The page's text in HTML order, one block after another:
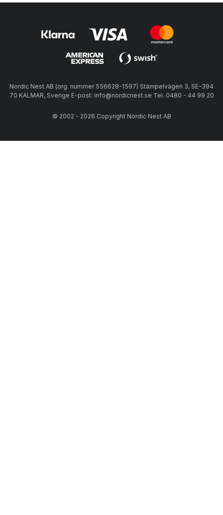
Nordic Nest AB (org. nummer 556628-1597) Stämpelvägen 3, SE-394
70 KALMAR, Sverige E-post: info@nordicnest.se Tel. 0480 - 44 99 20
© 2002 - 2026 Copyright Nordic Nest AB